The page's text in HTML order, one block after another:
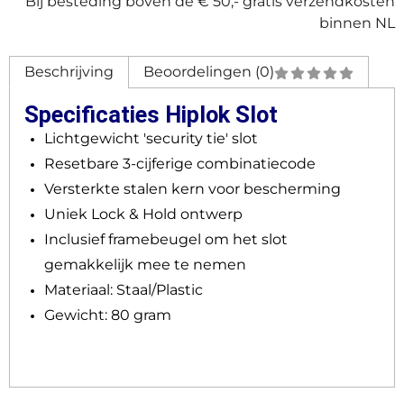
binnen NL
Beschrijving Beoordelingen (0)
Specificaties Hiplok Slot
Lichtgewicht 'security tie' slot
Resetbare 3-cijferige combinatiecode
Versterkte stalen kern voor bescherming
Uniek Lock & Hold ontwerp
Inclusief framebeugel om het slot
gemakkelijk mee te nemen
Materiaal: Staal/Plastic
Gewicht: 80 gram